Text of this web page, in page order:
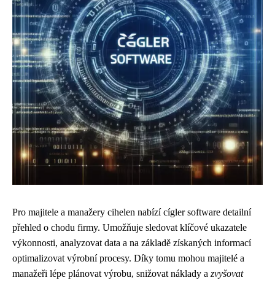
Pro majitele a manažery cihelen nabízí cígler software detailní
přehled o chodu firmy. Umožňuje sledovat klíčové ukazatele
výkonnosti, analyzovat data a na základě získaných informací
optimalizovat výrobní procesy. Díky tomu mohou majitelé a
manažeři lépe plánovat výrobu, snižovat náklady a zvyšovat